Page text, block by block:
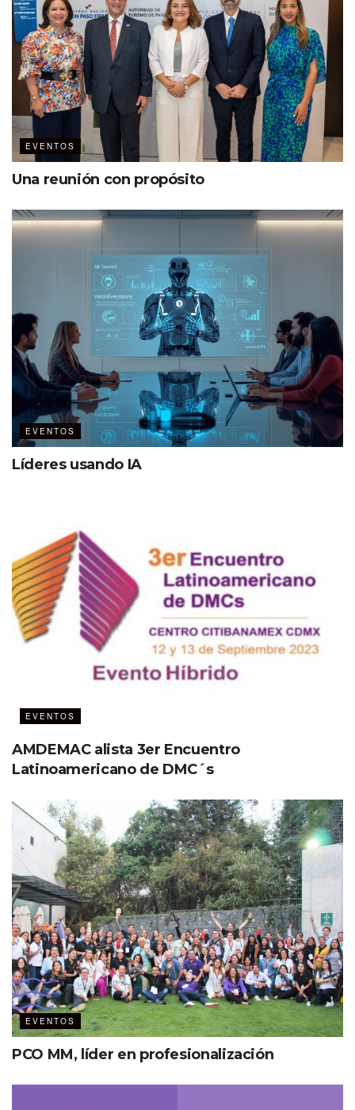
EVENTOS
Una reunión con propósito
EVENTOS
Líderes usando IA
EVENTOS
AMDEMAC alista 3er Encuentro
Latinoamericano de DMC´s
EVENTOS
PCO MM, líder en profesionalización